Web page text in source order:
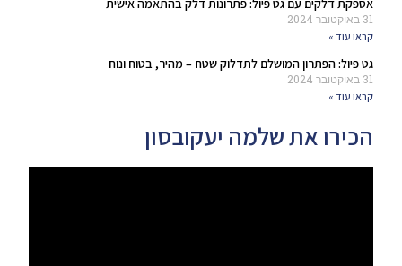
31 באוקטובר 2024
קראו עוד »
גט פיול: הפתרון המושלם לתדלוק שטח – מהיר, בטוח ונוח
31 באוקטובר 2024
קראו עוד »
הכירו את שלמה יעקובסון